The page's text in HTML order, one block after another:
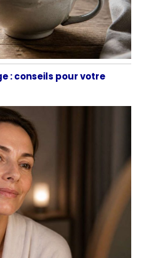
: conseils pour votre